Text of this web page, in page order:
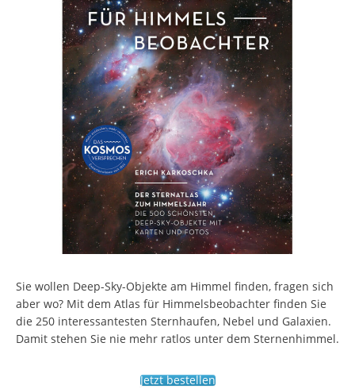
Sie wollen Deep-Sky-Objekte am Himmel finden, fragen sich
aber wo? Mit dem Atlas für Himmelsbeobachter finden Sie
die 250 interessantesten Sternhaufen, Nebel und Galaxien.
Damit stehen Sie nie mehr ratlos unter dem Sternenhimmel.
Jetzt bestellen